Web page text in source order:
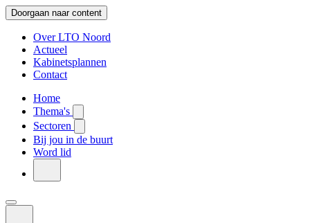
Doorgaan naar content
Over LTO Noord
Actueel
Kabinetsplannen
Contact
Home
Thema's
Sectoren
Bij jou in de buurt
Word lid